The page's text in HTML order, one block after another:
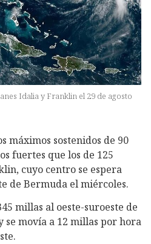
Idalia y Franklin el 29 de agosto
máximos sostenidos de 90
fuertes que los de 125
cuyo centro se espera
de Bermuda el miércoles.
millas al oeste-suroeste de
movía a 12 millas por hora